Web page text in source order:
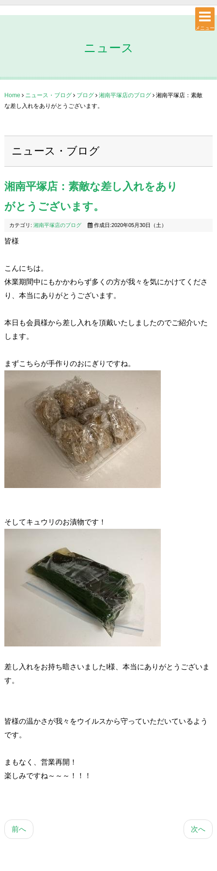
メニュー
ニュース
Home ニュース・ブログ ブログ 湘南平塚店のブログ 湘南平塚店：素敵
な差し入れをありがとうございます。
ニュース・ブログ
湘南平塚店：素敵な差し入れをあり
がとうございます。
カテゴリ: 湘南平塚店のブログ 作成日:2020年05月30日（土）
皆様
こんにちは。
休業期間中にもかかわらず多くの方が我々を気にかけてくださ
り、本当にありがとうございます。
本日も会員様から差し入れを頂戴いたしましたのでご紹介いた
します。
まずこちらが手作りのおにぎりですね。
そしてキュウリのお漬物です！
差し入れをお持ち暗さいましたI様、本当にありがとうございま
す。
皆様の温かさが我々をウイルスから守っていただいているよう
です。
まもなく、営業再開！
楽しみですね～～～！！！
前へ 次へ